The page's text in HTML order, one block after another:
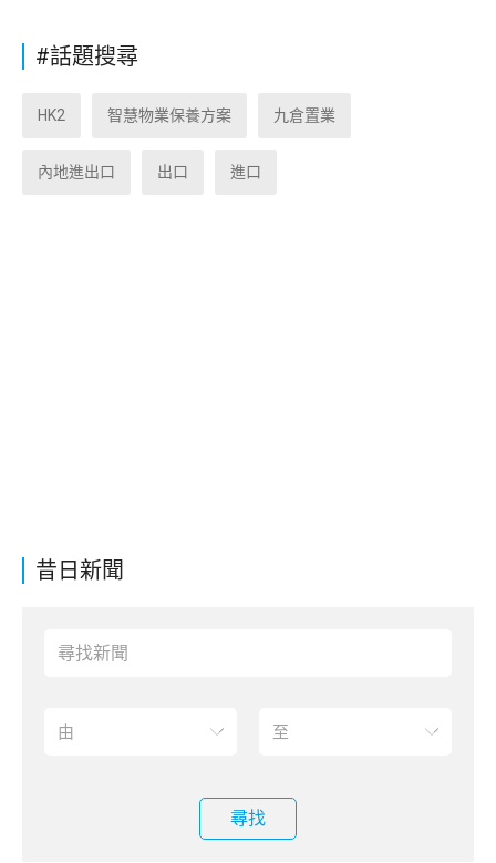
昔日新聞
尋找
#話題搜尋
HK2 智慧物業保養方案 九倉置業
內地進出口 出口 進口